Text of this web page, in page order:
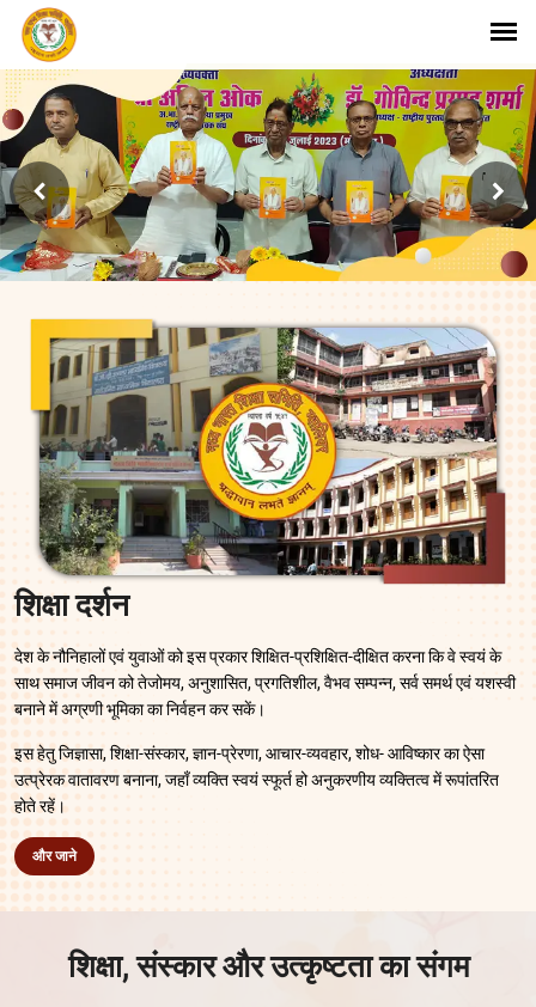
शिक्षा दर्शन
देश के नौनिहालों एवं युवाओं को इस प्रकार शिक्षित-प्रशिक्षित-दीक्षित करना कि वे स्वयं के
साथ समाज जीवन को तेजोमय, अनुशासित, प्रगतिशील, वैभव सम्पन्न, सर्व समर्थ एवं यशस्वी
बनाने में अग्रणी भूमिका का निर्वहन कर सकें।
इस हेतु जिज्ञासा, शिक्षा-संस्कार, ज्ञान-प्रेरणा, आचार-व्यवहार, शोध- आविष्कार का ऐसा
उत्प्रेरक वातावरण बनाना, जहाँ व्यक्ति स्वयं स्फूर्त हो अनुकरणीय व्यक्तित्व में रूपांतरित
होते रहें।
और जाने
शिक्षा, संस्कार और उत्कृष्टता का संगम